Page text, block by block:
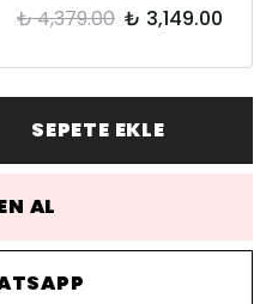
₺ 4,379.00 ₺ 3,149.00
SEPETE EKLE
AL